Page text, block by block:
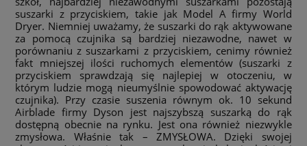
suszarki z przyciskiem, takie jak Model A firmy World
Dryer. Niemniej uważamy, że suszarki do rąk aktywowane
za pomocą czujnika są bardziej niezawodne, nawet w
porównaniu z suszarkami z przyciskiem, cenimy również
fakt mniejszej ilości ruchomych elementów (suszarki z
przyciskiem sprawdzają się najlepiej w otoczeniu, w
którym ludzie mogą nieumyślnie spowodować aktywację
czujnika). Przy czasie suszenia równym ok. 10 sekund
Airblade firmy Dyson jest najszybszą suszarką do rąk
dostępną obecnie na rynku. Jest ona również niezwykle
zmysłowa. Właśnie tak – ZMYSŁOWA. Dzięki swojej